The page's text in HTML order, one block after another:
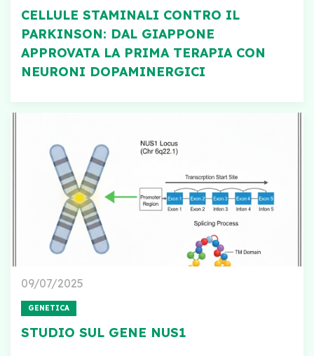
CELLULE STAMINALI CONTRO IL
PARKINSON: DAL GIAPPONE
APPROVATA LA PRIMA TERAPIA CON
NEURONI DOPAMINERGICI
09/07/2025
GENETICA
STUDIO SUL GENE NUS1